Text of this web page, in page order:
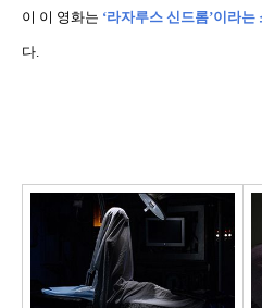
이 이 영화는 ‘라자루스 신드롬’이라는
다.